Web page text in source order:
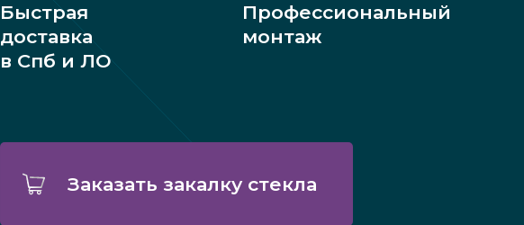
Быстрая
доставка
в Спб и ЛО
Профессиональный
монтаж
Заказать закалку стекла